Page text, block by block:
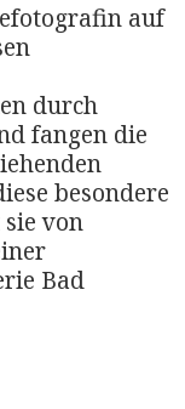
auf
durch
fangen die
besondere
von
Bad